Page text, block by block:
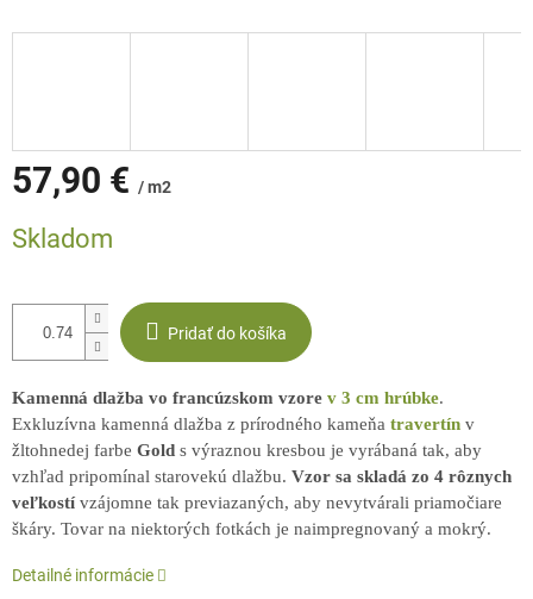
57,90 € / m2
cena:
Skladom
Pridať do košíka
Kamenná dlažba vo francúzskom vzore v 3 cm hrúbke.
Exkluzívna kamenná dlažba z prírodného kameňa travertín v
žltohnedej farbe Gold s výraznou kresbou je vyrábaná tak, aby
vzhľad pripomínal starovekú dlažbu. Vzor sa skladá zo 4 rôznych
veľkostí vzájomne tak previazaných, aby nevytvárali priamočiare
škáry. Tovar na niektorých fotkách je naimpregnovaný a mokrý.
Detailné informácie